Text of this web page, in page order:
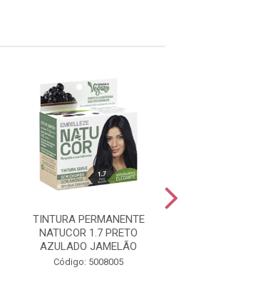
TINTURA PERMANENTE
NATUCOR 1.7 PRETO
AZULADO JAMELÃO
Código: 5008005